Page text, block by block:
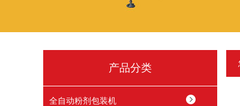
产品分类
全自动粉剂包装机